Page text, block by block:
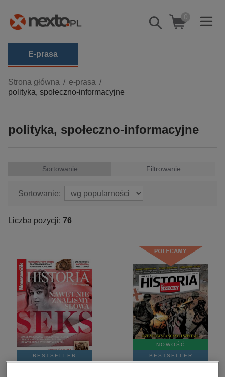
Pokaż/schowaj
wyszukiwarkę
0
E-prasa
Kategorie
Zobacz wszystkie E-prasa
biznesowe, branżowe, gospodarka
dzienniki
hobby, sport, rozrywka
kobiece, lifestyle, kultura
polityka, społeczno-informacyjne
psychologiczne
inne
popularno-naukowe
historia
zdrowie
religie
Strona główna
e-prasa
polityka, społeczno-informacyjne
polityka, społeczno-informacyjne
Sortowanie Filtrowanie
Sortowanie:
Liczba pozycji: 76
BESTSELLER
NOWOŚĆ
BESTSELLER